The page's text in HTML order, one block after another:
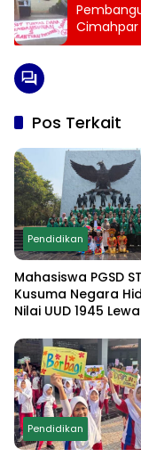
Cimahpar
Pos Terkait
Pendidikan
Mahasiswa PGSD
Kusuma Negara
Nilai UUD 1945
Monumen
Pendidikan